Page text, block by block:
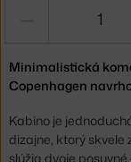
Minimalistická
Copenhagen
Kabino je
dizajne, ktorý
slúžia dvoje